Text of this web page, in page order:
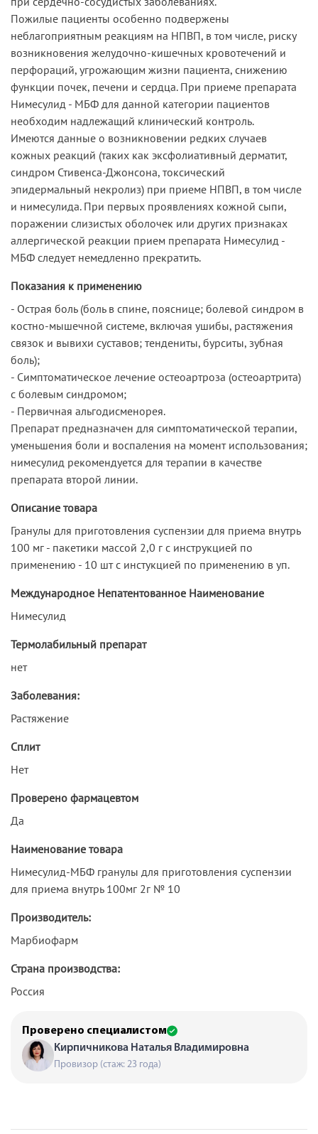
Пожилые пациенты особенно подвержены
неблагоприятным реакциям на НПВП, в том числе, риску
возникновения желудочно-кишечных кровотечений и
перфораций, угрожающим жизни пациента, снижению
функции почек, печени и сердца. При приеме препарата
Нимесулид - МБФ для данной категории пациентов
необходим надлежащий клинический контроль.
Имеются данные о возникновении редких случаев
кожных реакций (таких как эксфолиативный дерматит,
синдром Стивенса-Джонсона, токсический
эпидермальный некролиз) при приеме НПВП, в том числе
и нимесулида. При первых проявлениях кожной сыпи,
поражении слизистых оболочек или других признаках
аллергической реакции прием препарата Нимесулид -
МБФ следует немедленно прекратить.
Показания к применению
- Острая боль (боль в спине, пояснице; болевой синдром в
костно-мышечной системе, включая ушибы, растяжения
связок и вывихи суставов; тендениты, бурситы, зубная
боль);
- Симптоматическое лечение остеоартроза (остеоартрита)
с болевым синдромом;
- Первичная альгодисменорея.
Препарат предназначен для симптоматической терапии,
уменьшения боли и воспаления на момент использования;
нимесулид рекомендуется для терапии в качестве
препарата второй линии.
Описание товара
Гранулы для приготовления суспензии для приема внутрь
100 мг - пакетики массой 2,0 г с инструкцией по
применению - 10 шт с инстукцией по применению в уп.
Международное Непатентованное Наименование
Нимесулид
Термолабильный препарат
нет
Заболевания:
Растяжение
Сплит
Нет
Проверено фармацевтом
Да
Наименование товара
Нимесулид-МБФ гранулы для приготовления суспензии
для приема внутрь 100мг 2г № 10
Производитель:
Марбиофарм
Страна производства:
Россия
Проверено специалистом
Кирпичникова Наталья Владимировна
Провизор (стаж: 23 года)